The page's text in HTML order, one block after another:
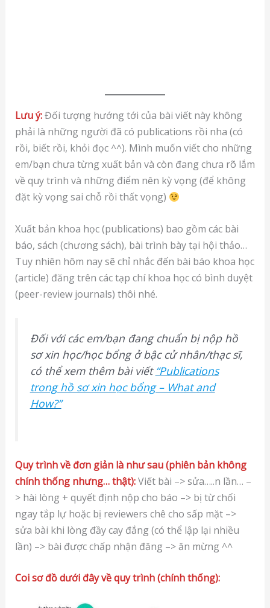
Lưu ý:Đối tượng hướng tới của bài viết này không
phải là những người đã có publications rồi nha (có
rồi, biết rồi, khỏi đọc ^^). Mình muốn viết cho những
em/bạn chưa từng xuất bản và còn đang chưa rõ lắm
về quy trình và những điểm nên kỳ vọng (để không
đặt kỳ vọng sai chỗ rồi thất vọng)
Xuất bản khoa học (publications) bao gồm các bài
báo, sách (chương sách), bài trình bày tại hội thảo…
Tuy nhiên hôm nay sẽ chỉ nhắc đến bài báo khoa học
(article) đăng trên các tạp chí khoa học có bình duyệt
(peer-review journals) thôi nhé.
Đối với các em/bạn đang chuẩn bị nộp hồ
sơ xin học/học bổng ở bậc cử nhân/thạc sĩ,
có thể xem thêm bài viết “Publications
trong hồ sơ xin học bổng – What and
How?”
Quy trình về đơn giản là như sau (phiên bản không
chính thống nhưng… thật):Viết bài –> sửa…..n lần… –
> hài lòng + quyết định nộp cho báo –> bị từ chối
ngay tắp lự hoặc bị reviewers chê cho sấp mặt –>
sửa bài khi lòng đầy cay đắng (có thể lập lại nhiều
lần) –> bài được chấp nhận đăng –> ăn mừng ^^
Coi sơ đồ dưới đây về quy trình (chính thống):